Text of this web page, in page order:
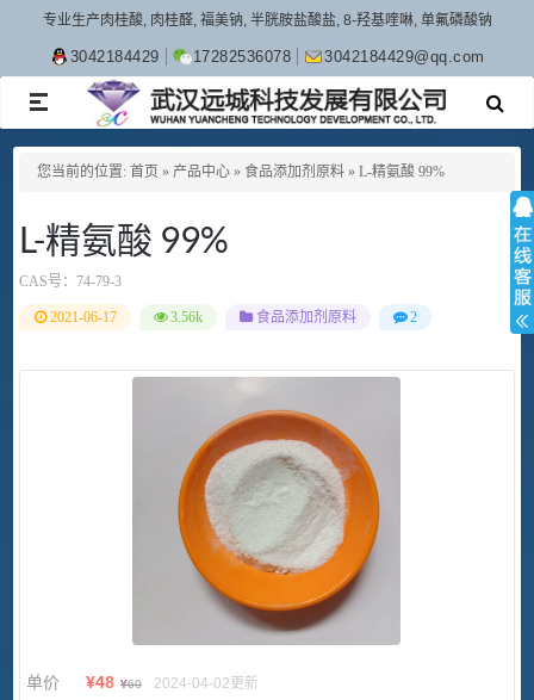
专业生产肉桂酸, 肉桂醛, 福美钠, 半胱胺盐酸盐, 8-羟基喹啉, 单氟磷酸钠
3042184429 17282536078 3042184429@qq.com
TOGGLE
NAVIGATION
您当前的位置: 首页 » 产品中心 » 食品添加剂原料 » L-精氨酸 99%
L-精氨酸 99%
CAS号： 74-79-3
2021-06-17 3.56k 食品添加剂原料 2
单价 ¥48 ¥60 2024-04-02更新